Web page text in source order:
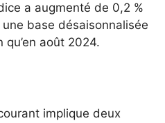
a augmenté de 0,2 %
base désaisonnalisée
août 2024.
implique deux